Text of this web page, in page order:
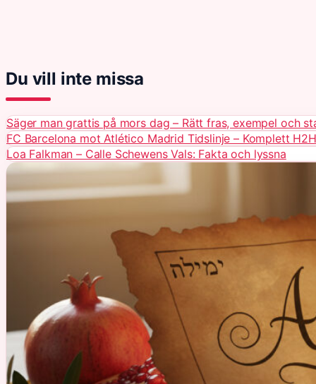
Du vill inte missa
Säger man grattis på mors dag – Rätt fras, exempel och
FC Barcelona mot Atlético Madrid Tidslinje – Komplett
Loa Falkman – Calle Schewens Vals: Fakta och lyssna